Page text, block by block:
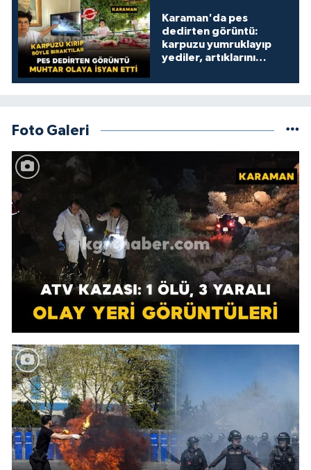
Karaman'da pes
dedirten görüntü:
karpuzu yumruklayıp
yediler, artıklarını
Foto Galeri